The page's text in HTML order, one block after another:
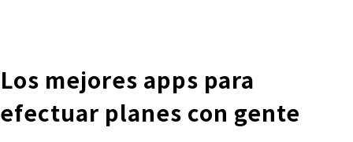
Los mejores apps para
efectuar planes con gente